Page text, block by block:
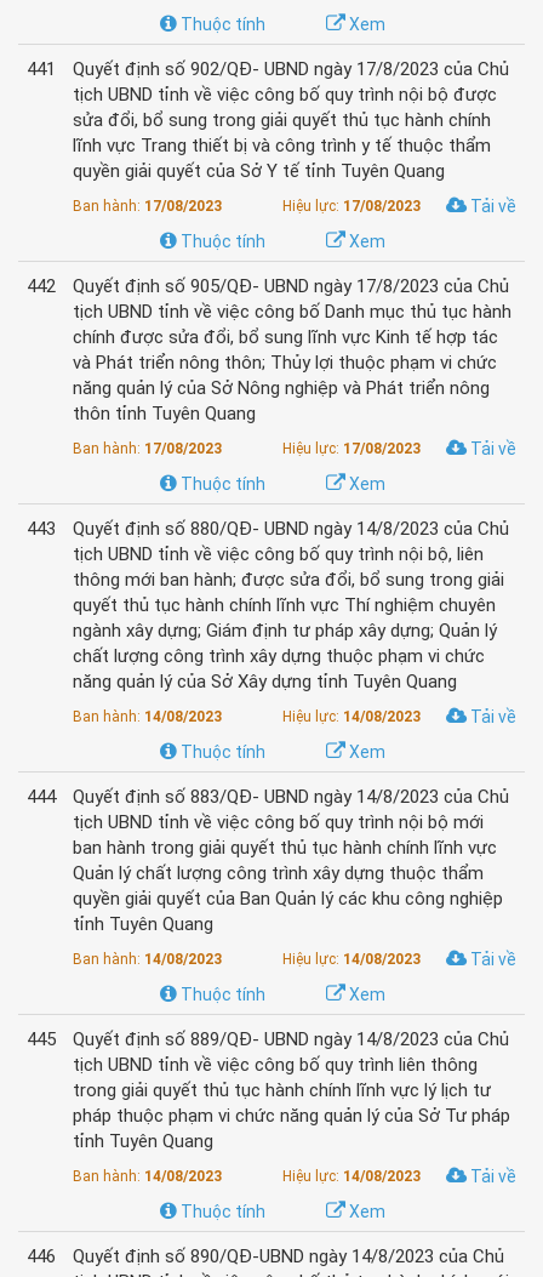
Xem
Thuộc tính
441
Quyết định số 902/QĐ- UBND ngày 17/8/2023 của Chủ
tịch UBND tỉnh về việc công bố quy trình nội bộ được
sửa đổi, bổ sung trong giải quyết thủ tục hành chính
lĩnh vực Trang thiết bị và công trình y tế thuộc thẩm
quyền giải quyết của Sở Y tế tỉnh Tuyên Quang
Ban hành: 17/08/2023 Hiệu lực: 17/08/2023
Tải về
Xem
Thuộc tính
442
Quyết định số 905/QĐ- UBND ngày 17/8/2023 của Chủ
tịch UBND tỉnh về việc công bố Danh mục thủ tục hành
chính được sửa đổi, bổ sung lĩnh vực Kinh tế hợp tác
và Phát triển nông thôn; Thủy lợi thuộc phạm vi chức
năng quản lý của Sở Nông nghiệp và Phát triển nông
thôn tỉnh Tuyên Quang
Ban hành: 17/08/2023 Hiệu lực: 17/08/2023
Tải về
Xem
Thuộc tính
443
Quyết định số 880/QĐ- UBND ngày 14/8/2023 của Chủ
tịch UBND tỉnh về việc công bố quy trình nội bộ, liên
thông mới ban hành; được sửa đổi, bổ sung trong giải
quyết thủ tục hành chính lĩnh vực Thí nghiệm chuyên
ngành xây dựng; Giám định tư pháp xây dựng; Quản lý
chất lượng công trình xây dựng thuộc phạm vi chức
năng quản lý của Sở Xây dựng tỉnh Tuyên Quang
Ban hành: 14/08/2023 Hiệu lực: 14/08/2023
Tải về
Xem
Thuộc tính
444
Quyết định số 883/QĐ- UBND ngày 14/8/2023 của Chủ
tịch UBND tỉnh về việc công bố quy trình nội bộ mới
ban hành trong giải quyết thủ tục hành chính lĩnh vực
Quản lý chất lượng công trình xây dựng thuộc thẩm
quyền giải quyết của Ban Quản lý các khu công nghiệp
tỉnh Tuyên Quang
Ban hành: 14/08/2023 Hiệu lực: 14/08/2023
Tải về
Xem
Thuộc tính
445
Quyết định số 889/QĐ- UBND ngày 14/8/2023 của Chủ
tịch UBND tỉnh về việc công bố quy trình liên thông
trong giải quyết thủ tục hành chính lĩnh vực lý lịch tư
pháp thuộc phạm vi chức năng quản lý của Sở Tư pháp
tỉnh Tuyên Quang
Ban hành: 14/08/2023 Hiệu lực: 14/08/2023
Tải về
Xem
Thuộc tính
446
Quyết định số 890/QĐ-UBND ngày 14/8/2023 của Chủ